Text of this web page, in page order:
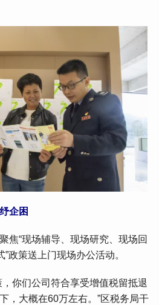
企困
“现场辅导、现场研究、现场回
”政策送上门现场办公活动。
你们公司符合享受增值税留抵退
，大概在60万左右。”区税务局干